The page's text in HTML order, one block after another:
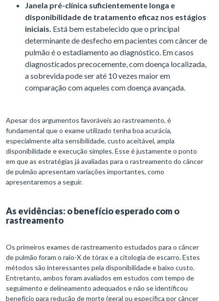
Janela pré-clínica suficientemente longa e
disponibilidade de tratamento eficaz nos estágios
iniciais. Está bem estabelecido que o principal
determinante de desfecho em pacientes com câncer de
pulmão é o estadiamento ao diagnóstico. Em casos
diagnosticados precocemente, com doença localizada,
a sobrevida pode ser até 10 vezes maior em
comparação com aqueles com doença avançada.
Apesar dos argumentos favoráveis ao rastreamento, é
fundamental que o exame utilizado tenha boa acurácia,
especialmente alta sensibilidade, custo aceitável, ampla
disponibilidade e execução simples. Esse é justamente o ponto
em que as estratégias já avaliadas para o rastreamento do câncer
de pulmão apresentam variações importantes, como
apresentaremos a seguir.
As evidências: o benefício esperado com o
rastreamento
Os primeiros exames de rastreamento estudados para o câncer
de pulmão foram o raio-X de tórax e a citologia de escarro. Estes
métodos são interessantes pela disponibilidade e baixo custo.
Entretanto, ambos foram avaliados em estudos com tempo de
seguimento e delineamento adequados e não se identificou
benefício para redução de morte (geral ou específica por câncer